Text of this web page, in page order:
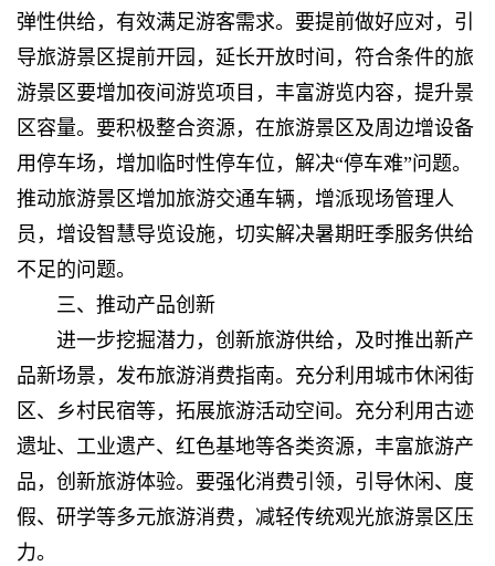
弹性供给，有效满足游客需求。要提前做好应对，引
导旅游景区提前开园，延长开放时间，符合条件的旅
游景区要增加夜间游览项目，丰富游览内容，提升景
区容量。要积极整合资源，在旅游景区及周边增设备
用停车场，增加临时性停车位，解决“停车难”问题。
推动旅游景区增加旅游交通车辆，增派现场管理人
员，增设智慧导览设施，切实解决暑期旺季服务供给
不足的问题。
三、推动产品创新
进一步挖掘潜力，创新旅游供给，及时推出新产
品新场景，发布旅游消费指南。充分利用城市休闲街
区、乡村民宿等，拓展旅游活动空间。充分利用古迹
遗址、工业遗产、红色基地等各类资源，丰富旅游产
品，创新旅游体验。要强化消费引领，引导休闲、度
假、研学等多元旅游消费，减轻传统观光旅游景区压
力。